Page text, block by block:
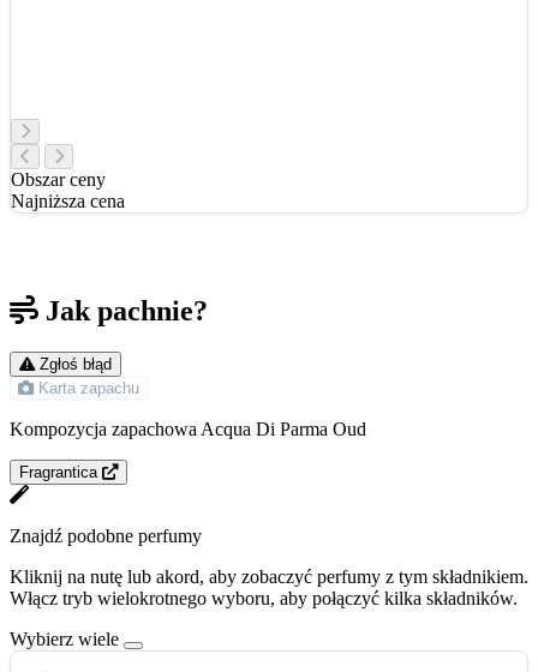
Obszar ceny
Najniższa cena
Jak pachnie?
Zgłoś błąd
Karta zapachu
Kompozycja zapachowa Acqua Di Parma Oud
Fragrantica
Znajdź podobne perfumy
Kliknij na nutę lub akord, aby zobaczyć perfumy z tym składnikiem.
Włącz tryb wielokrotnego wyboru, aby połączyć kilka składników.
Wybierz wiele